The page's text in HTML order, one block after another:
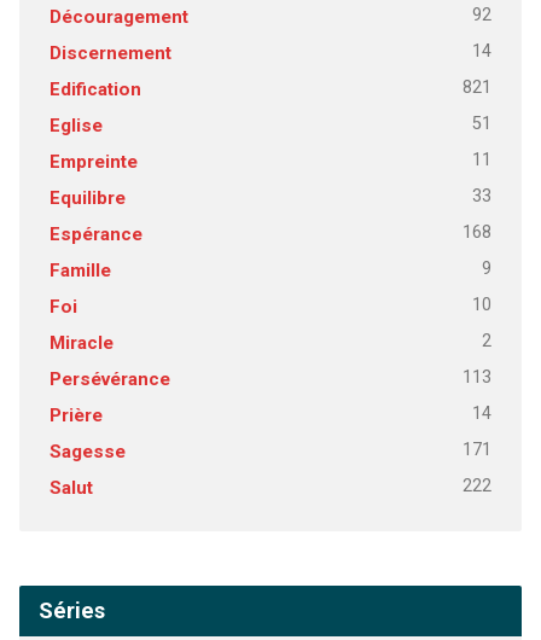
Découragement 92
Discernement 14
Edification 821
Eglise 51
Empreinte 11
Equilibre 33
Espérance 168
Famille 9
Foi 10
Miracle 2
Persévérance 113
Prière 14
Sagesse 171
Salut 222
Séries